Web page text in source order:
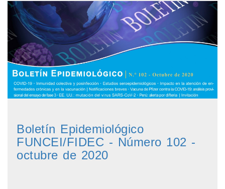
Boletín Epidemiológico
FUNCEI/FIDEC - Número 102 -
octubre de 2020